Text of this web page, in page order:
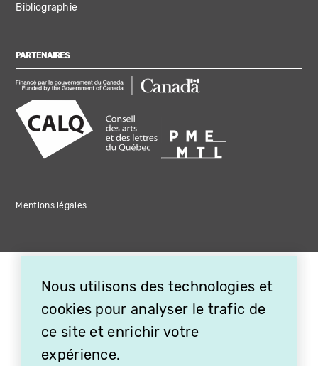
Bibliographie
PARTENAIRES
Mentions légales
Nous utilisons des technologies et
cookies pour analyser le trafic de
ce site et enrichir votre
expérience.